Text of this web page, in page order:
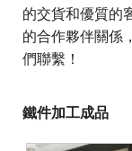
的交貨和優質的
的合作夥伴關係
們聯繫！
鐵件加工成品